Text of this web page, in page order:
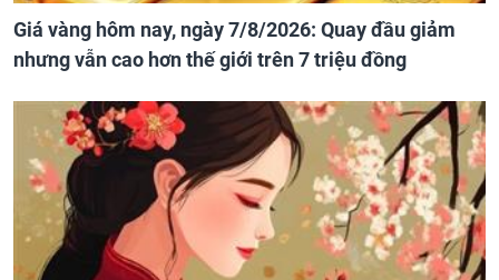
Giá vàng hôm nay, ngày 7/8/2026: Quay đầu giảm
nhưng vẫn cao hơn thế giới trên 7 triệu đồng